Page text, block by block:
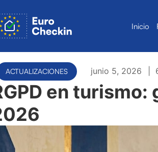
Inicio
ACTUALIZACIONES junio 5, 2026
en